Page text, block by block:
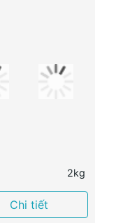
2kg
Chi tiết